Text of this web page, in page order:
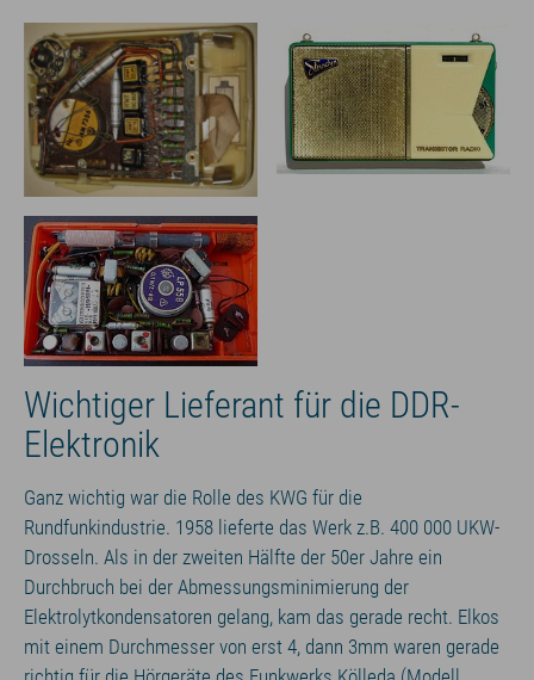
Wichtiger Lieferant für die DDR-
Elektronik
Ganz wichtig war die Rolle des KWG für die
Rundfunkindustrie. 1958 lieferte das Werk z.B. 400 000 UKW-
Drosseln. Als in der zweiten Hälfte der 50er Jahre ein
Durchbruch bei der Abmessungsminimierung der
Elektrolytkondensatoren gelang, kam das gerade recht. Elkos
mit einem Durchmesser von erst 4, dann 3mm waren gerade